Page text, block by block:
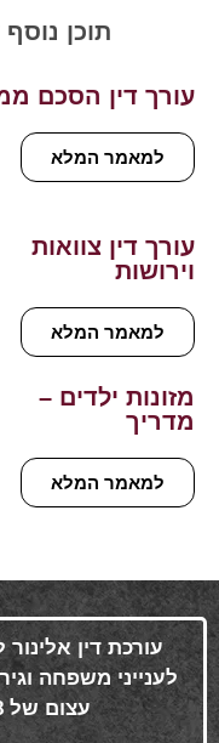
תוכן
עורך דין הסכם
למאמר המלא
עורך דין צוואות
וירושות
למאמר המלא
מזונות ילדים –
מדריך
למאמר המלא
עורכת דין אלינור
לענייני משפחה
עצום של 38 שנים (!) ברציפות